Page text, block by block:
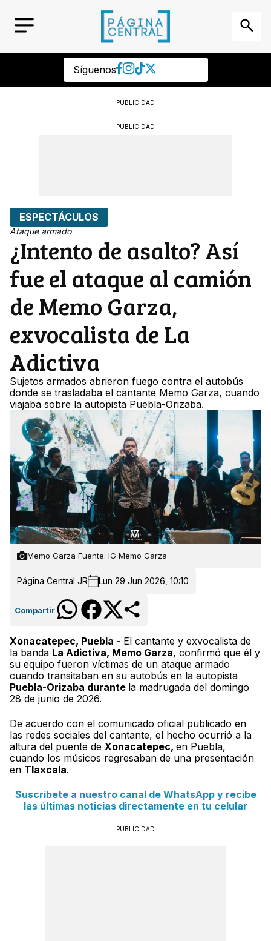
Síguenos
PUBLICIDAD
PUBLICIDAD
ESPECTÁCULOS
Ataque armado
¿Intento de asalto? Así
fue el ataque al camión
de Memo Garza,
exvocalista de La
Adictiva
Sujetos armados abrieron fuego contra el autobús
donde se trasladaba el cantante Memo Garza, cuando
viajaba sobre la autopista Puebla-Orizaba.
Memo Garza Fuente: IG Memo Garza
Página Central JR Lun 29 Jun 2026, 10:10
Compartir
Xonacatepec, Puebla - El cantante y exvocalista de
la banda La Adictiva, Memo Garza, confirmó que él y
su equipo fueron víctimas de un ataque armado
cuando transitaban en su autobús en la autopista
Puebla-Orizaba durante la madrugada del domingo
28 de junio de 2026.
De acuerdo con el comunicado oficial publicado en
las redes sociales del cantante, el hecho ocurrió a la
altura del puente de Xonacatepec, en Puebla,
cuando los músicos regresaban de una presentación
en Tlaxcala.
Suscríbete a nuestro canal de WhatsApp y recibe
las últimas noticias directamente en tu celular
PUBLICIDAD